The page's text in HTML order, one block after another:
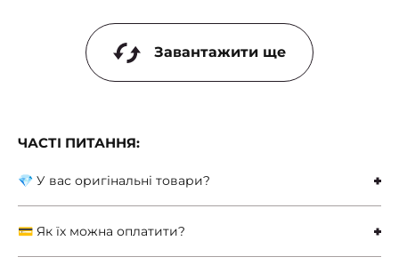
Завантажити ще
ЧАСТІ ПИТАННЯ:
💎 У вас оригінальні товари?
💳 Як їх можна оплатити?